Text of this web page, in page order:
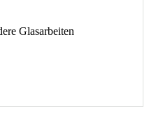
Glasarbeiten